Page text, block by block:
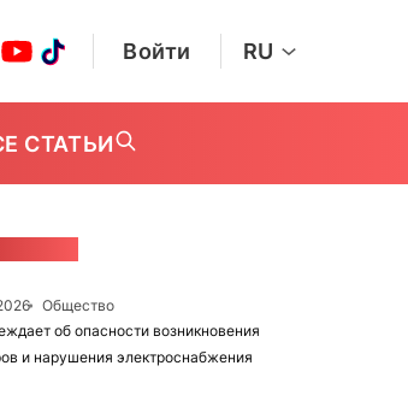
Войти RU
СТАТЬИ
Общество
об опасности возникновения
и нарушения электроснабжения